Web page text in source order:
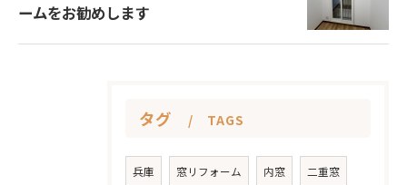
ームをお勧めします
タグ TAGS
兵庫 窓リフォーム 内窓 二重窓